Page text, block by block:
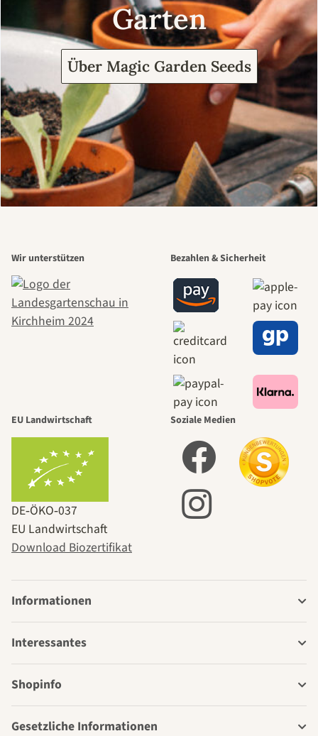
Garten
Über Magic Garden Seeds
Wir unterstützen Bezahlen & Sicherheit
EU Landwirtschaft
DE‑ÖKO‑037
EU Landwirtschaft
Download Biozertifikat
Soziale Medien
Informationen
Interessantes
Shopinfo
Gesetzliche Informationen